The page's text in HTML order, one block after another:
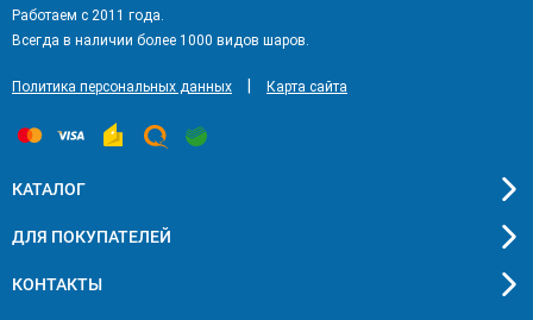
Работаем с 2011 года.
Всегда в наличии более 1000 видов шаров.
Политика персональных данных Карта сайта
КАТАЛОГ
ДЛЯ ПОКУПАТЕЛЕЙ
КОНТАКТЫ